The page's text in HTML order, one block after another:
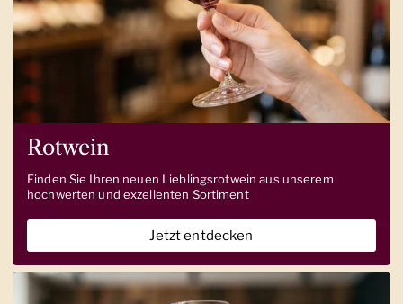
Rotwein
Finden Sie Ihren neuen Lieblingsrotwein aus unserem
hochwerten und exzellenten Sortiment
Jetzt entdecken